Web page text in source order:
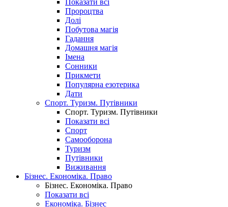
Показати всі
Пророцтва
Долі
Побутова магія
Гадання
Домашня магія
Імена
Сонники
Прикмети
Популярна езотерика
Дати
Спорт. Туризм. Путівники
Спорт. Туризм. Путівники
Показати всі
Спорт
Самооборона
Туризм
Путівники
Виживання
Бізнес. Економіка. Право
Бізнес. Економіка. Право
Показати всі
Економіка. Бізнес